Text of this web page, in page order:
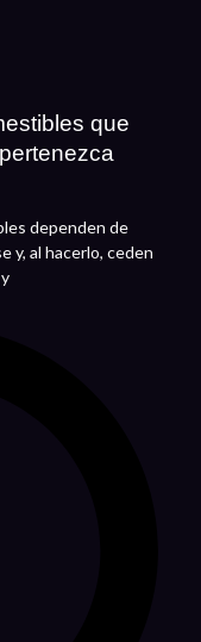
que
dependen de
y, al hacerlo, ceden